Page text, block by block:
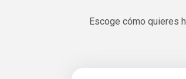
Escoge cómo quieres